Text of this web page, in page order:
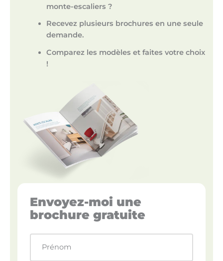
monte-escaliers ?
Recevez plusieurs brochures en une seule
demande.
Comparez les modèles et faites votre choix
!
Envoyez-moi une
brochure gratuite
Prénom